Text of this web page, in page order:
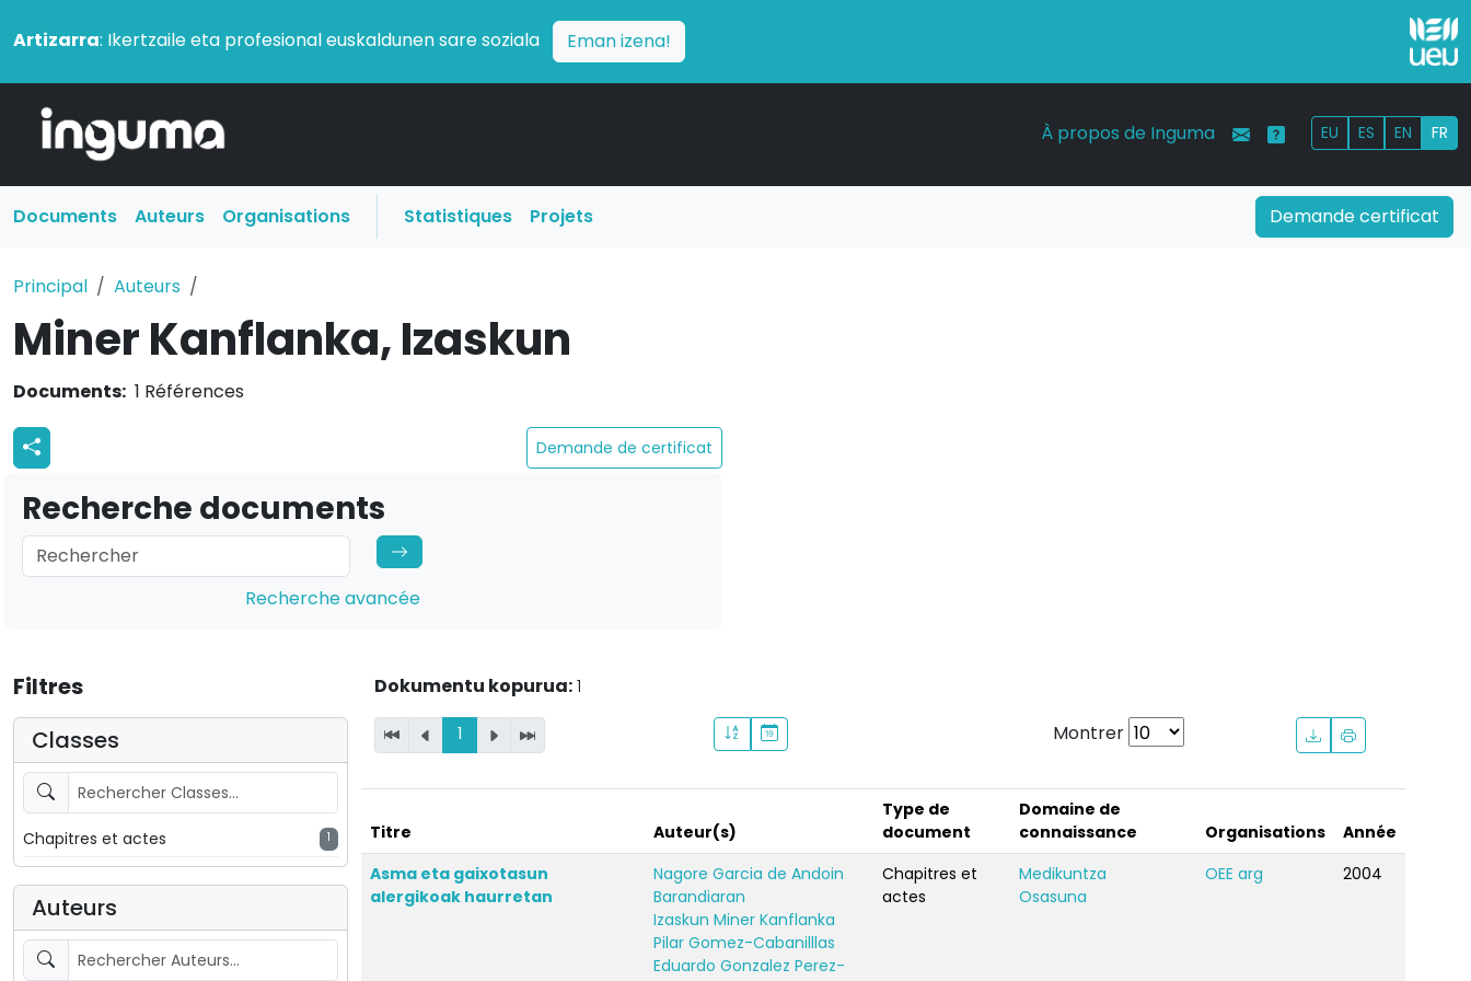
Artizarra: Ikertzaile eta profesional euskaldunen sare soziala Eman izena!
À propos de Inguma EU ES EN FR
Documents Auteurs Organisations Statistiques Projets Demande certificat
Principal Auteurs
Miner Kanflanka, Izaskun
Documents: 1 Références
Demande de certificat
Recherche documents
Recherche avancée
Filtres
Classes
Chapitres et actes 1
Auteurs
Dokumentu kopurua:1
1 Montrer
Titre Auteur(s)
Type de
document
Domaine de
connaissance
Organisations
Année
Asma eta gaixotasun
alergikoak haurretan
Nagore Garcia de Andoin
Barandiaran
Izaskun Miner Kanflanka
Pilar Gomez-Cabanilllas
Eduardo Gonzalez Perez-
Chapitres et
actes
Medikuntza
Osasuna
OEE arg 2004